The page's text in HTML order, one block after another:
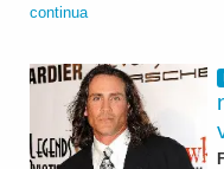
continua